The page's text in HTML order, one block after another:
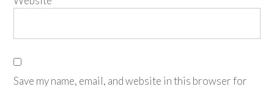
Save my name, email, and website in this browser for